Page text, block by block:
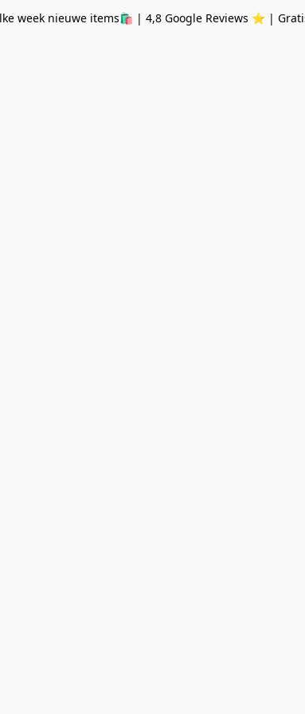
week nieuwe items🛍 | 4,8 Google Reviews ⭐️ |